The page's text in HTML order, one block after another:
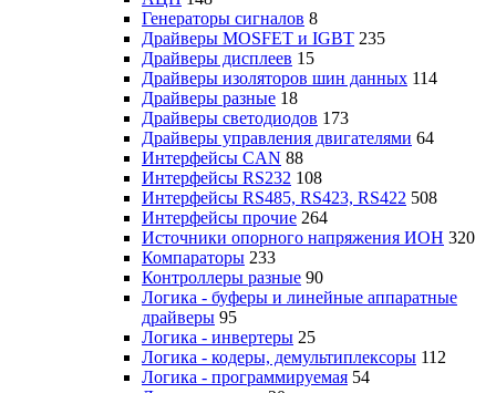
Генераторы сигналов 8
Драйверы MOSFET и IGBT 235
Драйверы дисплеев 15
Драйверы изоляторов шин данных 114
Драйверы разные 18
Драйверы светодиодов 173
Драйверы управления двигателями 64
Интерфейсы CAN 88
Интерфейсы RS232 108
Интерфейсы RS485, RS423, RS422 508
Интерфейсы прочие 264
Источники опорного напряжения ИОН 320
Компараторы 233
Контроллеры разные 90
Логика - буферы и линейные аппаратные
драйверы 95
Логика - инвертеры 25
Логика - кодеры, демультиплексоры 112
Логика - программируемая 54